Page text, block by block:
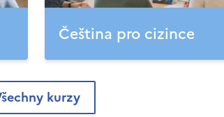
Čeština pro cizince
Všechny kurzy